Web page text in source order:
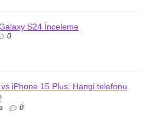
S24 İnceleme
0
iPhone 15 Plus: Hangi telefonu
0